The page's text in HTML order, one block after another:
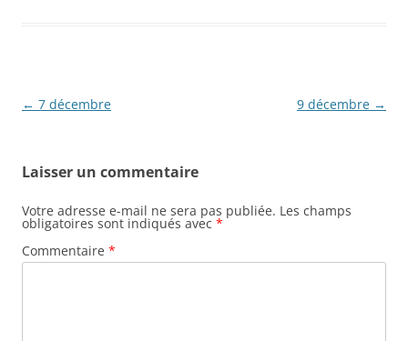
Navigation
← 7 décembre 9 décembre →
Laisser un commentaire
Votre adresse e-mail ne sera pas publiée. Les champs
obligatoires sont indiqués avec *
Commentaire *